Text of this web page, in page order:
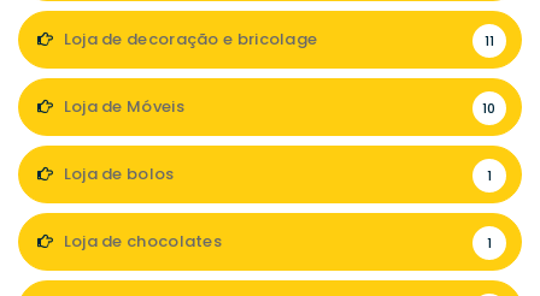
Loja de decoração e bricolage 11
Loja de Móveis 10
Loja de bolos 1
Loja de chocolates 1